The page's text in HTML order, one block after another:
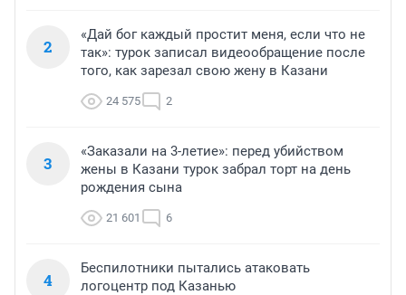
2
«Дай бог каждый простит меня, если что не
так»: турок записал видеообращение после
того, как зарезал свою жену в Казани
24 575 2
3
«Заказали на 3-летие»: перед убийством
жены в Казани турок забрал торт на день
рождения сына
21 601 6
4
Беспилотники пытались атаковать
логоцентр под Казанью